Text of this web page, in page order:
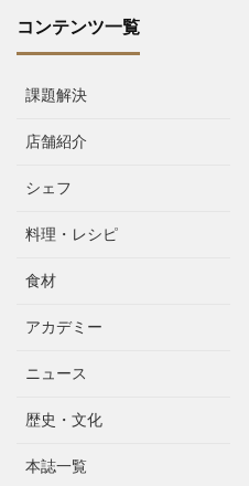
コンテンツ一覧
課題解決
店舗紹介
シェフ
料理・レシピ
食材
アカデミー
ニュース
歴史・文化
本誌一覧